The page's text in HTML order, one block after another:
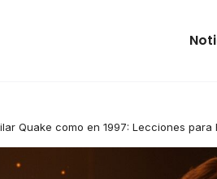
Quake como en 1997: Lecciones para